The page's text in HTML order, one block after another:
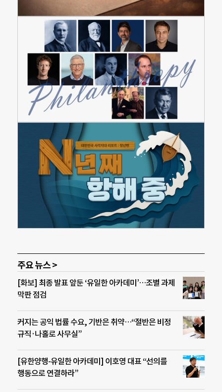
주요 뉴스 >
[화보] 최종 발표 앞둔 ‘유일한 아카데미’…조별 과제
막판 점검
커지는 공익 법률 수요, 기반은 취약…“절반은 비정
규직·나홀로 사무실”
[유한양행-유일한 아카데미] 이호영 대표 “선의를
행동으로 연결하라”